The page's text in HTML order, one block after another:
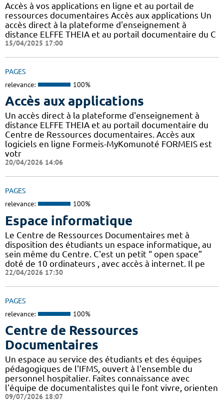
Accès à vos applications en ligne et au portail de
ressources documentaires Accès aux applications Un
accès direct à la plateforme d'enseignement à
distance ELFFE THEIA et au portail documentaire du C
15/04/2025 17:00
PAGES
relevance: 100%
Accès aux applications
Un accès direct à la plateforme d'enseignement à
distance ELFFE THEIA et au portail documentaire du
Centre de Ressources documentaires. Accès aux
logiciels en ligne Formeis-MyKomunoté FORMEIS est
votr
20/04/2026 14:06
PAGES
relevance: 100%
Espace informatique
Le Centre de Ressources Documentaires met à
disposition des étudiants un espace informatique, au
sein même du Centre. C'est un petit “ open space”
doté de 10 ordinateurs , avec accès à internet. Il pe
22/04/2026 17:30
PAGES
relevance: 100%
Centre de Ressources
Documentaires
Un espace au service des étudiants et des équipes
pédagogiques de l'IFMS, ouvert à l'ensemble du
personnel hospitalier. Faites connaissance avec
l'équipe de documentalistes qui le font vivre, orienten
09/07/2026 18:07